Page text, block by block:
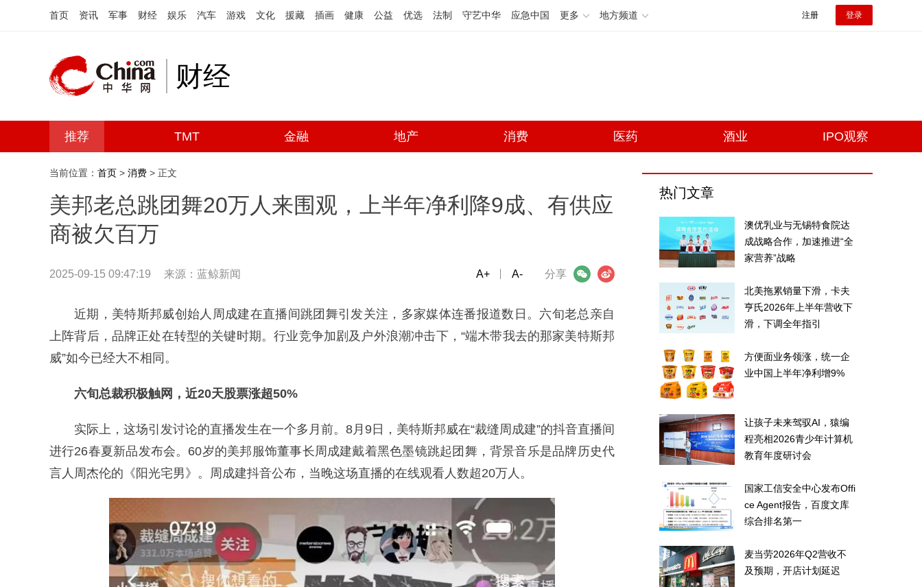
首页 资讯 军事 财经 娱乐 汽车 游戏 文化 援藏 插画 健康 公益 优选 法制 守艺中华 应急中国 更多 地方频道 注册 登录
财经
推荐 TMT 金融 地产 消费 医药 酒业 IPO观察
当前位置： 首页 > 消费 > 正文
美邦老总跳团舞20万人来围观，上半年净利降9成、有供应
商被欠百万
2025-09-15 09:47:19 来源：蓝鲸新闻 分享
微信 微博
A+ A-
近期，美特斯邦威创始人周成建在直播间跳团舞引发关注，多家媒体连番报道数日。六旬老总亲自
上阵背后，品牌正处在转型的关键时期。行业竞争加剧及户外浪潮冲击下，“端木带我去的那家美特斯邦
威”如今已经大不相同。
六旬总裁积极触网，近20天股票涨超50%
实际上，这场引发讨论的直播发生在一个多月前。8月9日，美特斯邦威在“裁缝周成建”的抖音直播间
进行26春夏新品发布会。60岁的美邦服饰董事长周成建戴着黑色墨镜跳起团舞，背景音乐是品牌历史代
言人周杰伦的《阳光宅男》。周成建抖音公布，当晚这场直播的在线观看人数超20万人。
热门文章
澳优乳业与无锡特食院达
成战略合作，加速推进“全
家营养”战略
北美拖累销量下滑，卡夫
亨氏2026年上半年营收下
滑，下调全年指引
方便面业务领涨，统一企
业中国上半年净利增9%
让孩子未来驾驭AI，猿编
程亮相2026青少年计算机
教育年度研讨会
国家工信安全中心发布Offi
ce Agent报告，百度文库
综合排名第一
麦当劳2026年Q2营收不
及预期，开店计划延迟